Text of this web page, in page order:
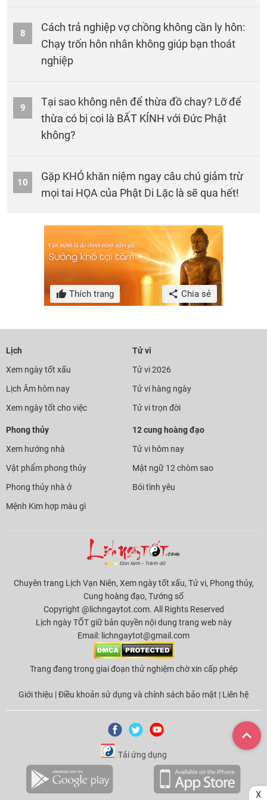
8
Cách trả nghiệp vợ chồng không cần ly hôn:
Chạy trốn hôn nhân không giúp bạn thoát
nghiệp
9
Tại sao không nên để thừa đồ chay? Lỡ để
thừa có bị coi là BẤT KÍNH với Đức Phật
không?
10
Gặp KHÓ khăn niệm ngay câu chú giảm trừ
mọi tai HỌA của Phật Di Lặc là sẽ qua hết!
Thích trang Chia sẻ
Lịch
Xem ngày tốt xấu
Lịch Âm hôm nay
Xem ngày tốt cho việc
Tử vi
Tử vi 2026
Tử vi hàng ngày
Tử vi trọn đời
Phong thủy
Xem hướng nhà
Vật phẩm phong thủy
Phong thủy nhà ở
Mệnh Kim hợp màu gì
12 cung hoàng đạo
Tử vi hôm nay
Mật ngữ 12 chòm sao
Bói tình yêu
Chuyên trang Lịch Vạn Niên, Xem ngày tốt xấu, Tử vi, Phong thủy,
Cung hoàng đạo, Tướng số
Copyright @lichngaytot.com. All Rights Reserved
Lịch ngày TỐT giữ bản quyền nội dung trang web này
Email: lichngaytot@gmail.com
Trang đang trong giai đoạn thử nghiệm chờ xin cấp phép
Giới thiệu |Điều khoản sử dụng và chính sách bảo mật | Liên hệ
Tải ứng dụng
X